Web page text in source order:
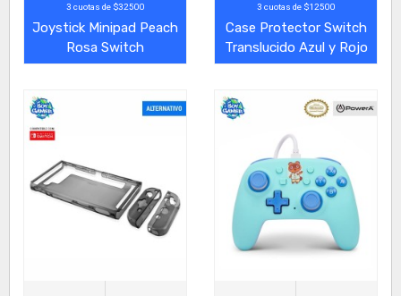
3 cuotas de $32500
Joystick Minipad Peach
Rosa Switch
3 cuotas de $12500
Case Protector Switch
Translucido Azul y Rojo